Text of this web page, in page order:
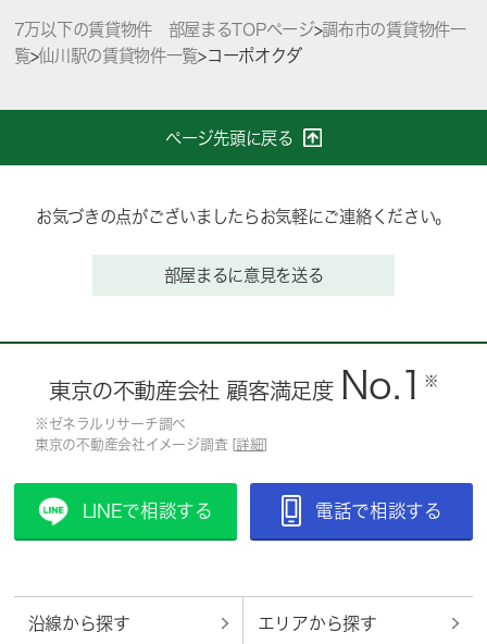
7万以下の賃貸物件 部屋まるTOPページ>調布市の賃貸物件一
覧>仙川駅の賃貸物件一覧>コーポオクダ
ページ先頭に戻る
お気づきの点がございましたらお気軽にご連絡ください。
部屋まるに意見を送る
東京の不動産会社 顧客満足度 No.1 ※
※ゼネラルリサーチ調べ
東京の不動産会社イメージ調査 [ 詳細
LINEで相談する 電話で相談する
沿線から探す エリアから探す